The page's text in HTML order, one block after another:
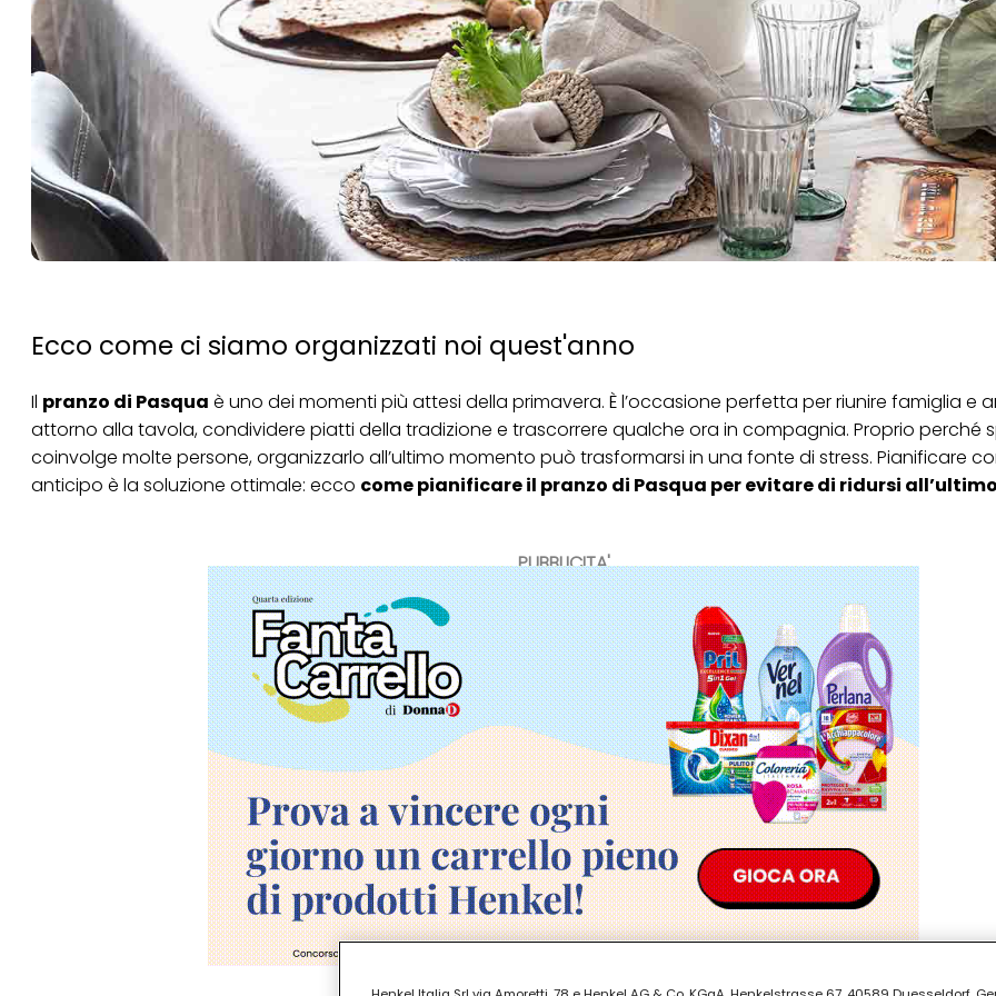
Ecco come ci siamo organizzati noi quest'anno
PUBBLICITA'
Il pranzo di Pasqua è uno dei momenti più attesi della primavera. È l’occasione perfetta per riunire famiglia e
attorno alla tavola, condividere piatti della tradizione e trascorrere qualche ora in compagnia. Proprio perché
coinvolge molte persone, organizzarlo all’ultimo momento può trasformarsi in una fonte di stress. Pianificare
anticipo è la soluzione ottimale: ecco come pianificare il pranzo di Pasqua per evitare di ridursi